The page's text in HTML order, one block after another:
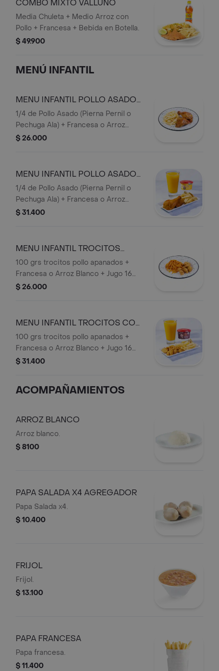
COMBO MIXTO VALLUNO
Media Chuleta + Medio Arroz con
Pollo + Francesa + Bebida en Botella.
$ 49.900
MENÚ INFANTIL
MENU INFANTIL POLLO ASADO
SOLO
1/4 de Pollo Asado (Pierna Pernil o
Pechuga Ala) + Francesa o Arroz
Blanco + Jugo 16 onzas (Mora o
$ 26.000
MENU INFANTIL POLLO ASADO
CON HELADO
1/4 de Pollo Asado (Pierna Pernil o
Pechuga Ala) + Francesa o Arroz
Blanco + Jugo 16 onzas (Mora o
$ 31.400
MENU INFANTIL TROCITOS
SOLO
100 grs trocitos pollo apanados +
Francesa o Arroz Blanco + Jugo 16
onzas (Mora o Mango).
$ 26.000
MENU INFANTIL TROCITOS CON
HELADO
100 grs trocitos pollo apanados +
Francesa o Arroz Blanco + Jugo 16
onzas (Mora o Mango) + + Vaso de
$ 31.400
ACOMPAÑAMIENTOS
ARROZ BLANCO
Arroz blanco.
$ 8100
PAPA SALADA X4 AGREGADOR
Papa Salada x4.
$ 10.400
FRIJOL
Frijol.
$ 13.100
PAPA FRANCESA
Papa francesa.
$ 11.400